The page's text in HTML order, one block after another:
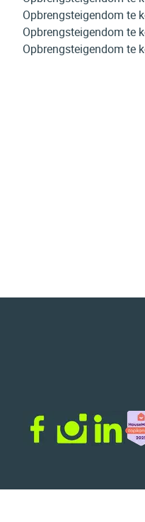
Opbrengsteigendom te
Opbrengsteigendom te
Opbrengsteigendom te